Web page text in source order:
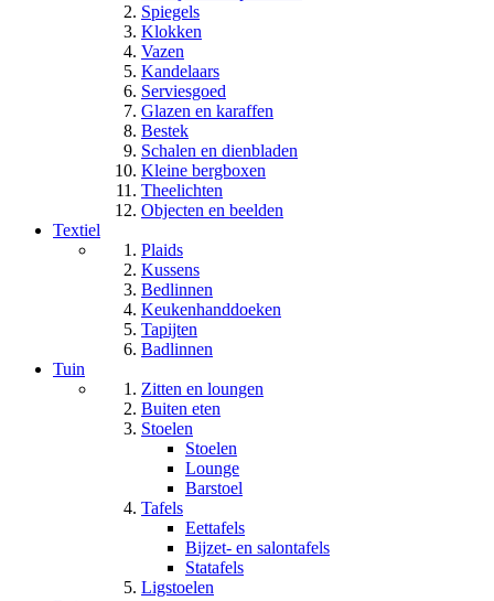
Spiegels
Klokken
Vazen
Kandelaars
Serviesgoed
Glazen en karaffen
Bestek
Schalen en dienbladen
Kleine bergboxen
Theelichten
Objecten en beelden
Textiel
Plaids
Kussens
Bedlinnen
Keukenhanddoeken
Tapijten
Badlinnen
Tuin
Zitten en loungen
Buiten eten
Stoelen
Stoelen
Lounge
Barstoel
Tafels
Eettafels
Bijzet- en salontafels
Statafels
Ligstoelen